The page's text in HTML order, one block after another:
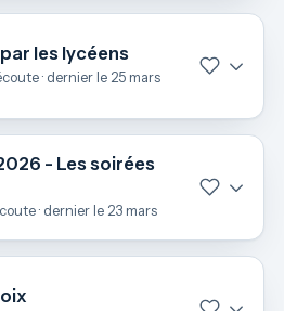
les lycéens
· dernier le 25 mars
- Les soirées
· dernier le 23 mars